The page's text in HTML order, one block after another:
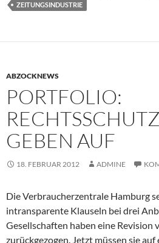
ZEITUNGSINDUSTRIE
ABZOCKNEWS
PORTFOLIO:
GEBEN AUF
18. FEBRUAR 2012 ADMINE
Die Verbraucherzentrale Hamburg
intransparente Klauseln bei drei
Gesellschaften haben eine Revision
zurückgezogen. Jetzt müssen sie